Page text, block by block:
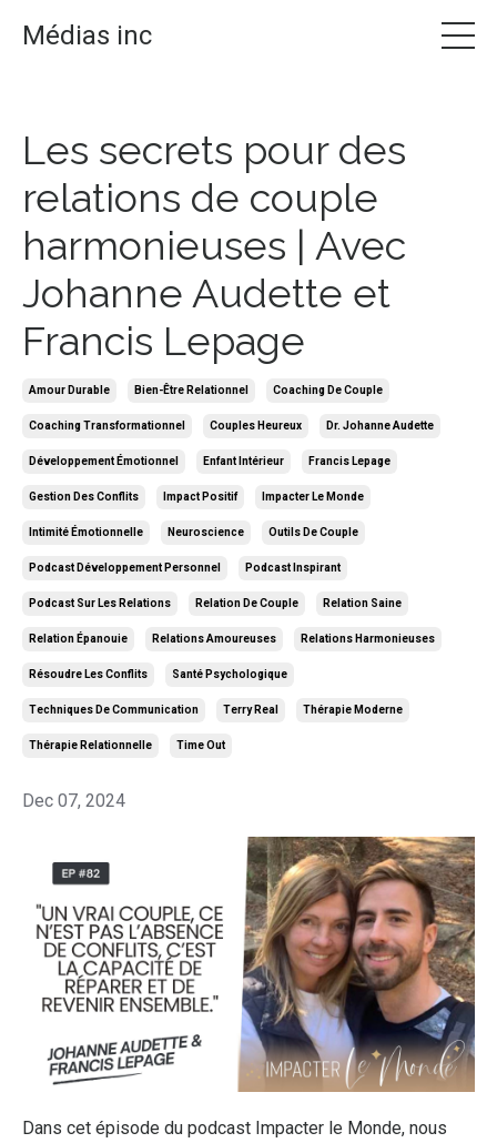
Médias inc
Les secrets pour des
relations de couple
harmonieuses | Avec
Johanne Audette et
Francis Lepage
Amour Durable Bien-Être Relationnel Coaching De Couple
Coaching Transformationnel Couples Heureux Dr. Johanne Audette
Développement Émotionnel Enfant Intérieur Francis Lepage
Gestion Des Conflits Impact Positif Impacter Le Monde
Intimité Émotionnelle Neuroscience Outils De Couple
Podcast Développement Personnel Podcast Inspirant
Podcast Sur Les Relations Relation De Couple Relation Saine
Relation Épanouie Relations Amoureuses Relations Harmonieuses
Résoudre Les Conflits Santé Psychologique
Techniques De Communication Terry Real Thérapie Moderne
Thérapie Relationnelle Time Out
Dec 07, 2024
Dans cet épisode du podcast Impacter le Monde, nous